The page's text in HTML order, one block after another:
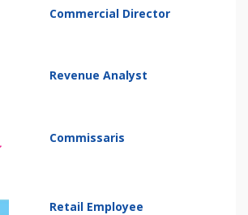
Commercial Director
Revenue Analyst
Commissaris
Retail Employee